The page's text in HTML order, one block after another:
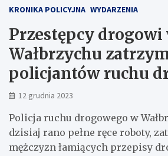
KRONIKA POLICYJNA WYDARZENIA
Przestępcy drogowi
Wałbrzychu
policjantów ruchu
12 grudnia 2023
Policja ruchu drogowego w
dzisiaj rano pełne ręce roboty,
mężczyzn łamiących przepisy